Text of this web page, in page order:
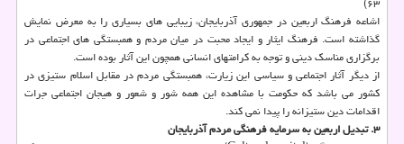
اشاعه فرهنگ اربعین در جمهوری آذربایجان، زیبایی های بسیاری را به معرض نمایش
گذاشته است. فرهنگ ایثار و ایجاد محبت در میان مردم و همبستگی های اجتماعی در
برگزاری مناسك دینی و توجه به كرامتهای انسانی همچون این آثار بوده است.
از دیگر آثار اجتماعی و سیاسی این زیارت، همبستگی مردم در مقابل اسلام ستیزی در
كشور می باشد كه حكومت با مشاهده این همه شور و شعور و هیجان اجتماعی جرات
اقدامات دین ستیزانه را پیدا نمی كند.
۳. تبدیل اربعین به سرمایه فرهنگی مردم آذربایجان